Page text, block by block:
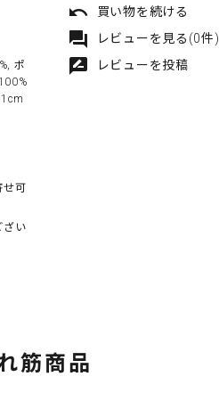
ポ
せ可
ざい
undo 買い物を続ける
forum レビューを見る(0件)
rate_review レビューを投稿
筋商品